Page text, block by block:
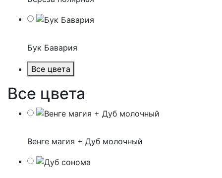
Бук Бавария
Все цвета
Все цвета
Венге магия + Дуб молочный